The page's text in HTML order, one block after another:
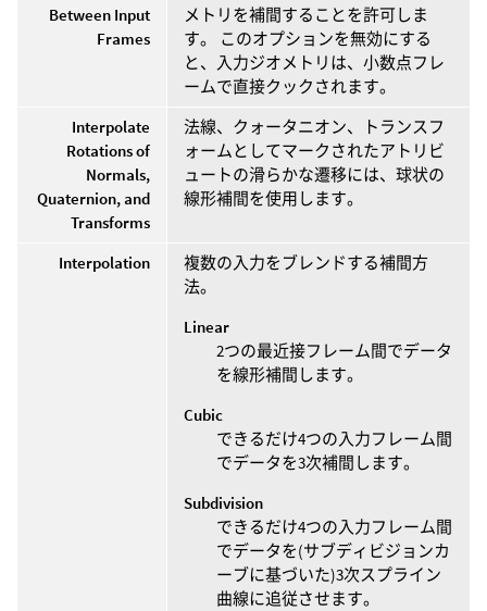
Between Input
Frames
メトリを補間することを許可しま
す。 このオプションを無効にする
と、入力ジオメトリは、小数点フレ
ームで直接クックされます。
Interpolate
Rotations of
Normals,
Quaternion, and
Transforms
法線、クォータニオン、トランスフ
ォームとしてマークされたアトリビ
ュートの滑らかな遷移には、球状の
線形補間を使用します。
Interpolation
複数の入力をブレンドする補間方
法。
Linear
2つの最近接フレーム間でデータ
を線形補間します。
Cubic
できるだけ4つの入力フレーム間
でデータを3次補間します。
Subdivision
できるだけ4つの入力フレーム間
でデータを(サブディビジョンカ
ーブに基づいた)3次スプライン
曲線に追従させます。